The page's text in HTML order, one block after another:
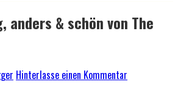
anders & schön von The
Hinterlasse einen Kommentar